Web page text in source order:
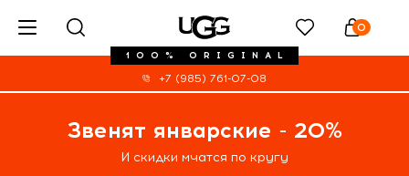
100% ORIGINAL
0
+7 (985) 761-07-08
Звенят январские - 20%
И скидки мчатся по кругу